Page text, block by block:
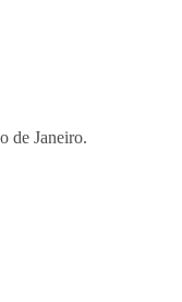
de Janeiro.